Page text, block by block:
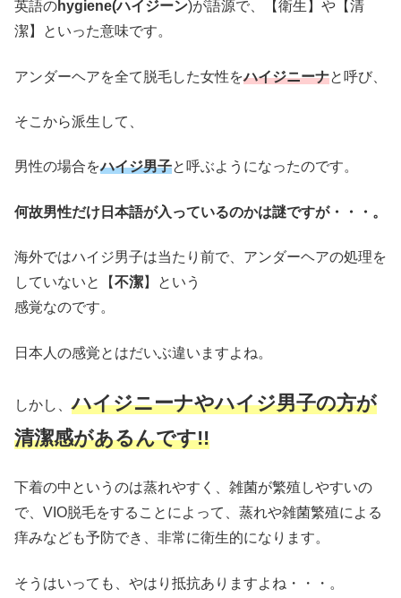
英語のhygiene(ハイジーン)が語源で、【衛生】や【清
潔】といった意味です。
アンダーヘアを全て脱毛した女性をハイジニーナと呼び、
そこから派生して、
男性の場合をハイジ男子と呼ぶようになったのです。
何故男性だけ日本語が入っているのかは謎ですが・・・。
海外ではハイジ男子は当たり前で、アンダーヘアの処理を
していないと【不潔】という
感覚なのです。
日本人の感覚とはだいぶ違いますよね。
しかし、ハイジニーナやハイジ男子の方が
清潔感があるんです!!
下着の中というのは蒸れやすく、雑菌が繁殖しやすいの
で、VIO脱毛をすることによって、蒸れや雑菌繁殖による
痒みなども予防でき、非常に衛生的になります。
そうはいっても、やはり抵抗ありますよね・・・。